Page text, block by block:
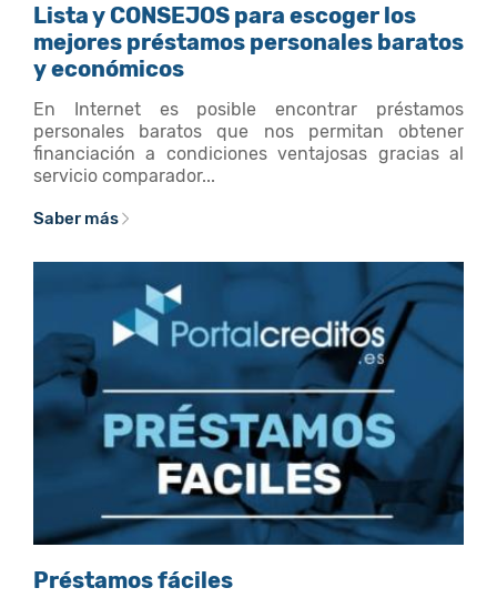
Lista y CONSEJOS para escoger los
mejores préstamos personales baratos
y económicos
En Internet es posible encontrar préstamos
personales baratos que nos permitan obtener
financiación a condiciones ventajosas gracias al
servicio comparador...
Saber más
Préstamos fáciles